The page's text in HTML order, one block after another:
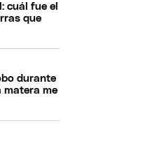
cuál fue el
que
durante
matera me